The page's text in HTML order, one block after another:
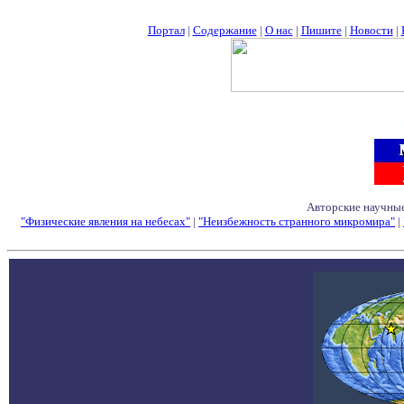
Портал| Содержание| О нас| Пишите| Новости|
Авторские
"Физические явления на небесах" | "Неизбежность странного микромира" |